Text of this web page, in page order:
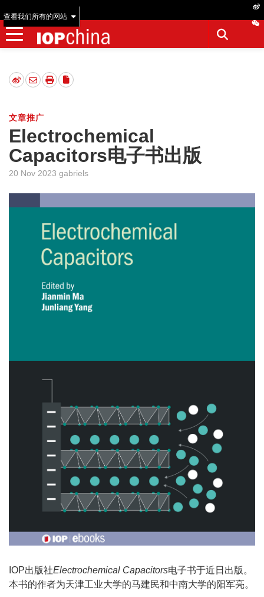
查看我们所有的网站
文章推广
Electrochemical
Capacitors电子书出版
20 Nov 2023 gabriels
IOP出版社Electrochemical Capacitors电子书于近日出版。
本书的作者为天津工业大学的马建民和中南大学的阳军亮。